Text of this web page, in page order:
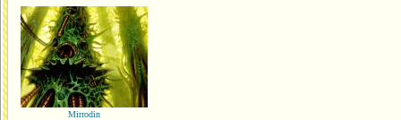
Mirrodin